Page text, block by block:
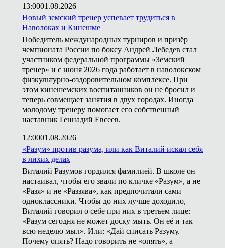
13:0001.08.2026
Новый земский тренер успевает трудиться в
Наволоках и Кинешме
Победитель международных турниров и призёр
чемпионата России по боксу Андрей Лебедев стал
участником федеральной программы «Земский
тренер» и с июня 2026 года работает в наволокском
физкультурно-оздоровительном комплексе. При
этом кинешемских воспитанников он не бросил и
теперь совмещает занятия в двух городах. Иногда
молодому тренеру помогает его собственный
наставник Геннадий Евсеев.
12:0001.08.2026
«Разум» против разума, или как Виталий искал себя
в лихих делах
Виталий Разумов гордился фамилией. В школе он
настаивал, чтобы его звали по кличке «Разум», а не
«Разя» и не «Раззява», как предпочитали сами
одноклассники. Чтобы до них лучше доходило,
Виталий говорил о себе при них в третьем лице:
«Разум сегодня не может доску мыть. Он её и так
всю неделю мыл». Или: «Дай списать Разуму.
Почему опять? Надо говорить не «опять», а